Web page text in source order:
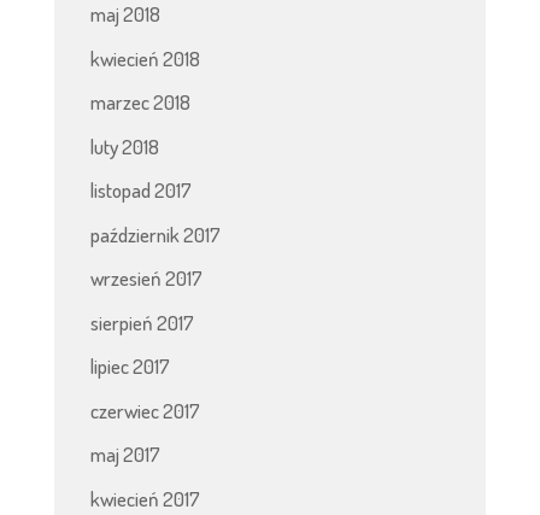
maj 2018
kwiecień 2018
marzec 2018
luty 2018
listopad 2017
październik 2017
wrzesień 2017
sierpień 2017
lipiec 2017
czerwiec 2017
maj 2017
kwiecień 2017